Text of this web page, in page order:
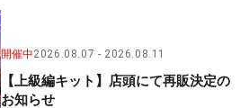
開催中2026.08.07 2026.08.11
【上級編キット】店頭にて再販決定の
お知らせ